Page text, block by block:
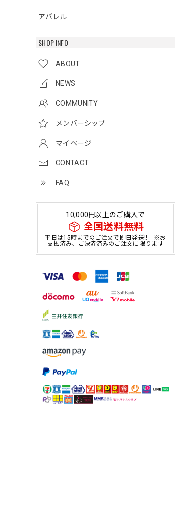
アパレル
SHOP INFO
ABOUT
NEWS
COMMUNITY
メンバーシップ
マイページ
CONTACT
FAQ
10,000円以上のご購入で
全国送料無料
平日は15時までのご注文で即日発送!! ※お
支払済み、ご決済済みのご注文に限ります